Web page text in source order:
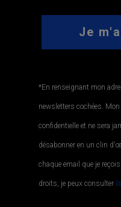
*En renseignant mon
newsletters cochées.
confidentielle et ne sera
désabonner en un clin
chaque email que je
droits, je peux consulter